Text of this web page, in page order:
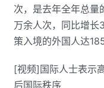
次，是去年全年总量
万余人次，同比增长
策入境的外国人达
[视频]国际人士表示
后国际秩序